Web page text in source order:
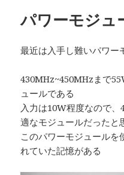
パワーモジュ
最近は入手し難いパワー
430MHz~450MHzまで
ュールである
入力は10W程度なので
適なモジュールだったと
このパワーモジュールを
れていた記憶がある